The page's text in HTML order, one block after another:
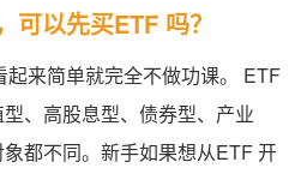
可以先买ETF 吗？
来简单就完全不做功课。 ETF
、高股息型、债券型、产业
都不同。新手如果想从ETF 开